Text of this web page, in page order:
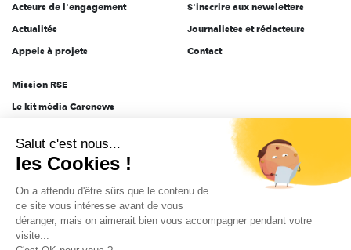
Acteurs de l'engagement
Actualités
Appels à projets
S'inscrire aux newsletters
Journalistes et rédacteurs
Contact
Mission RSE
Le kit média Carenews
AEF info
Novethic
PRODURABLE
Inclusiv Day
Salut c'est nous...
les Cookies !
On a attendu d'être sûrs que le contenu de
ce site vous intéresse avant de vous
déranger, mais on aimerait bien vous accompagner pendant votre
visite...